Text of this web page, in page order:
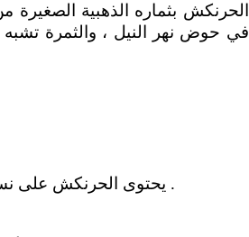
الحرنكش بثماره الذهبية الصغيرة
في حوض نهر النيل ، والثمرة
يحتوى الحرنكش على نسبة 16% من البروتينات، مما يجعله مصدر جيد للأشخاص الذين لا يأكلون اللحوم ولديهم نقص فى البروتينات .